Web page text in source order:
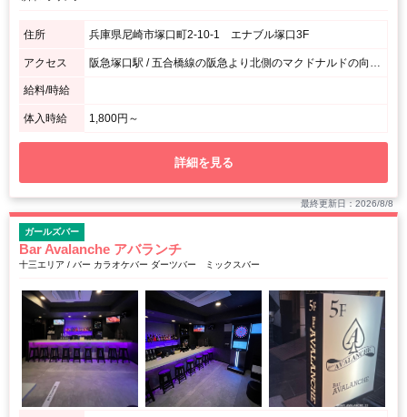
住所 兵庫県尼崎市塚口町2-10-1 エナブル塚口3F
アクセス 阪急塚口駅 / 五合橋線の阪急より北側のマクドナルドの向かいのビル
給料/時給
体入時給 1,800円～
詳細を見る
最終更新日：2026/8/8
ガールズバー
Bar Avalanche アバランチ
十三エリア / バー カラオケバー ダーツバー ミックスバー